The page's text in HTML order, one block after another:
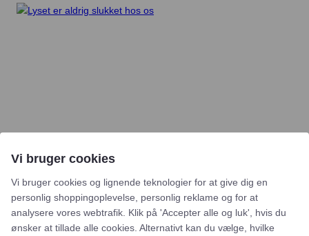
Lyset er aldrig slukket hos os
Vi bruger cookies
Vi bruger cookies og lignende teknologier for at give dig en
personlig shoppingoplevelse, personlig reklame og for at
analysere vores webtrafik. Klik på 'Accepter alle og luk', hvis du
ønsker at tillade alle cookies. Alternativt kan du vælge, hvilke